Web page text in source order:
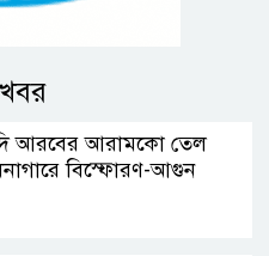
আরবের আরামকো তেল
বিস্ফোরণ-আগুন